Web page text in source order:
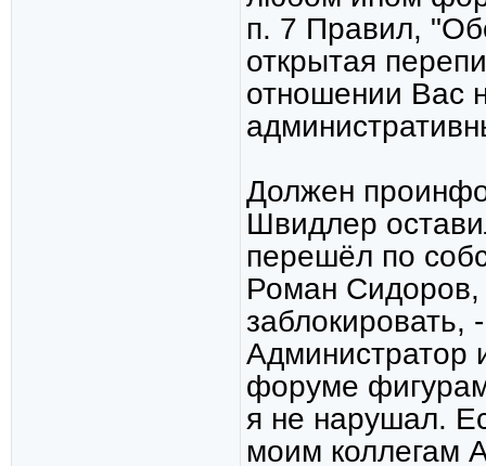
п. 7 Правил,
открытая
отношении Вас
Должен
Швидлер
перешёл по
Роман Сидоров,
заблокировать,
Администратор
форуме
я не нарушал.
моим коллегам